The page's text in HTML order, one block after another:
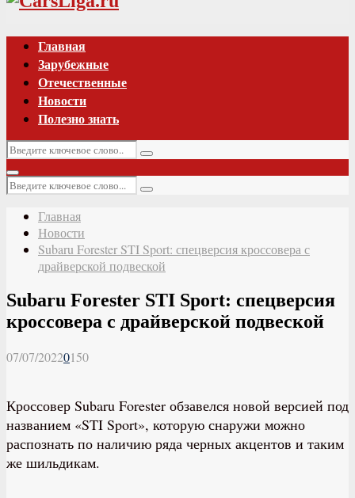
Главная
Зарубежные
Отечественные
Новости
Полезно знать
Искать:
Поиск
Основное
меню
Искать:
Поиск
Главная
Новости
Subaru Forester STI Sport: спецверсия кроссовера с
драйверской подвеской
Subaru Forester STI Sport: спецверсия
кроссовера с драйверской подвеской
07/07/20220150
Кроссовер Subaru Forester обзавелся новой версией под
названием «STI Sport», которую снаружи можно
распознать по наличию ряда черных акцентов и таким
же шильдикам.